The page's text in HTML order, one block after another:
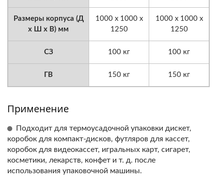
Размеры корпуса (Д
x Ш x В) мм
1000 x 1000 x
1250
1000 x 1000 x
1250
СЗ 100 кг 100 кг
ГВ 150 кг 150 кг
Применение
Подходит для термоусадочной упаковки дискет,
коробок для компакт-дисков, футляров для кассет,
коробок для видеокассет, игральных карт, сигарет,
косметики, лекарств, конфет и т. д. после
использования упаковочной машины.